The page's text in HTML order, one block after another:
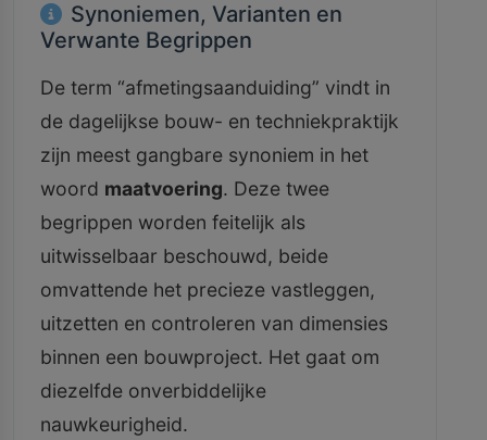
Synoniemen, Varianten en
Verwante Begrippen
De term “afmetingsaanduiding” vindt in
de dagelijkse bouw- en techniekpraktijk
zijn meest gangbare synoniem in het
woord maatvoering. Deze twee
begrippen worden feitelijk als
uitwisselbaar beschouwd, beide
omvattende het precieze vastleggen,
uitzetten en controleren van dimensies
binnen een bouwproject. Het gaat om
diezelfde onverbiddelijke
nauwkeurigheid.